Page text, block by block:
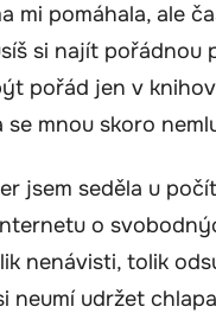
mi pomáhala, ale
si najít pořádnou
pořád jen v
se mnou skoro
jsem seděla u
o
nenávisti, tolik
neumí udržet